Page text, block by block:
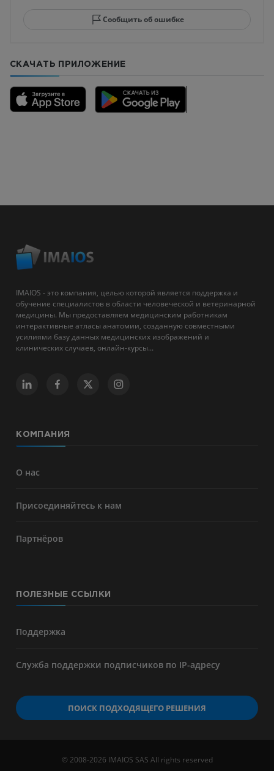
Сообщить об ошибке
СКАЧАТЬ ПРИЛОЖЕНИЕ
IMAIOS - это компания, целью которой является поддержка и
обучение специалистов в области человеческой и ветеринарной
медицины. Мы предоставляем медицинским работникам
интерактивные атласы анатомии, созданную совместными
усилиями базу данных медицинских изображений и
клинических случаев, онлайн-курсы...
КОМПАНИЯ
О нас
Присоединяйтесь к нам
Партнёров
ПОЛЕЗНЫЕ ССЫЛКИ
Поддержка
Служба поддержки подписчиков по IP-адресу
ПОИСК ПОДХОДЯЩЕГО РЕШЕНИЯ
© 2008-2026 IMAIOS SAS All rights reserved